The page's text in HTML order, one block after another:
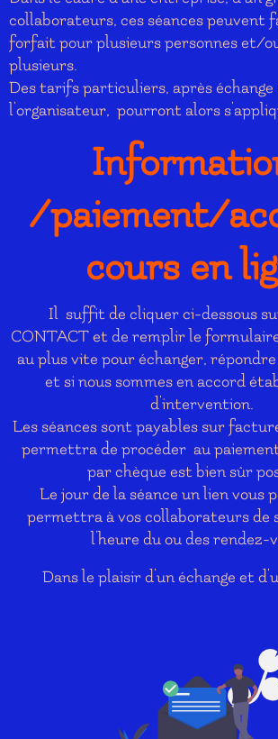
collaborateurs, ces séances peuvent
forfait pour plusieurs personnes et/
plusieurs.
Des tarifs particuliers, après échange
l'organisateur, pourront alors
/paiement/
cours en
Il suffit de cliquer ci-dessous
CONTACT et de remplir le
au plus vite pour échanger,
et si nous sommes en accord
d'intervention.
Les séances sont payables sur
permettra de procéder au
par chèque est bien sûr
Le jour de la séance un lien vous
permettra à vos collaborateurs de
l'heure du ou des rendez-
Dans le plaisir d'un échange et